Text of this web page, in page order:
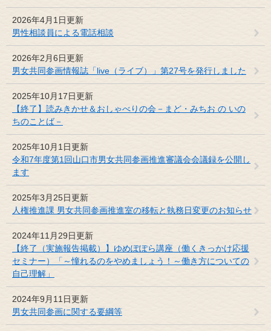
2026年4月1日更新
男性相談員による電話相談
2026年2月6日更新
男女共同参画情報誌「live（ライブ）」第27号を発行しました
2025年10月17日更新
【終了】読みきかせ＆おしゃべりの会－まど・みちお の いの
ちのことば－
2025年10月1日更新
令和7年度第1回山口市男女共同参画推進審議会会議録を公開し
ます
2025年3月25日更新
人権推進課 男女共同参画推進室の移転と執務日変更のお知らせ
2024年11月29日更新
【終了（実施報告掲載）】ゆめぽぽら講座（働くきっかけ応援
セミナー）「～憧れるのをやめましょう！～働き方についての
自己理解」
2024年9月11日更新
男女共同参画に関する要綱等